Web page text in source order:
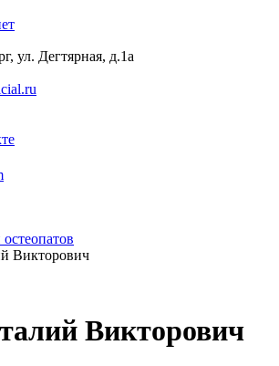
ул. Дегтярная, д.1а
остеопатов
Викторович
Викторович